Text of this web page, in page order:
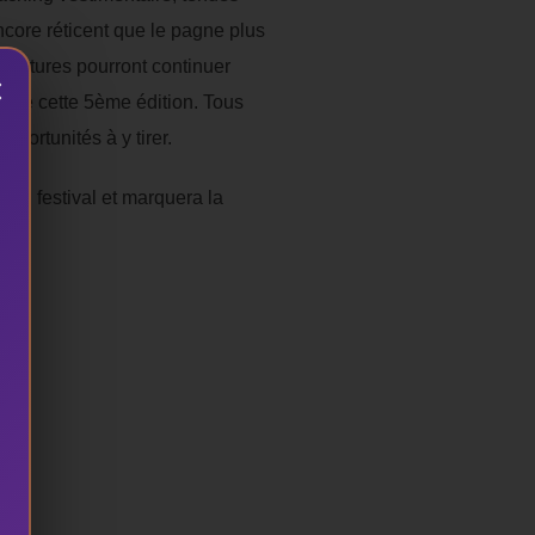
réticent que le pagne plus
futures pourront continuer
de cette 5ème édition. Tous
à y tirer.
du festival et marquera la